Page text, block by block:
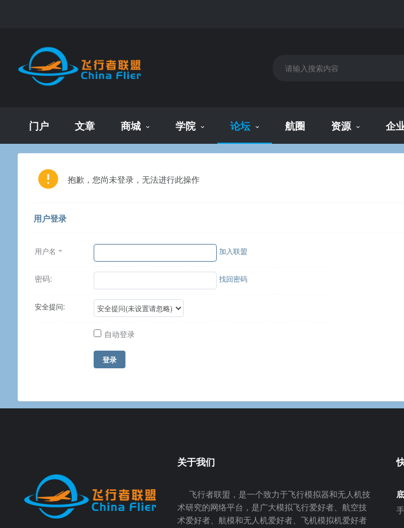
门户 文章 商城 学院 论坛 航圈 资源 企
抱歉，您尚未登录，无法进行此操作
用户登录
用户名 加入联盟
密码: 找回密码
安全提问:
自动登录
登录
关于我们
飞行者联盟，是一个致力于飞行模拟器和无人机技
术研究的网络平台，是广大模拟飞行爱好者、航空技
术爱好者、航模和无人机爱好者、飞机模拟机爱好者